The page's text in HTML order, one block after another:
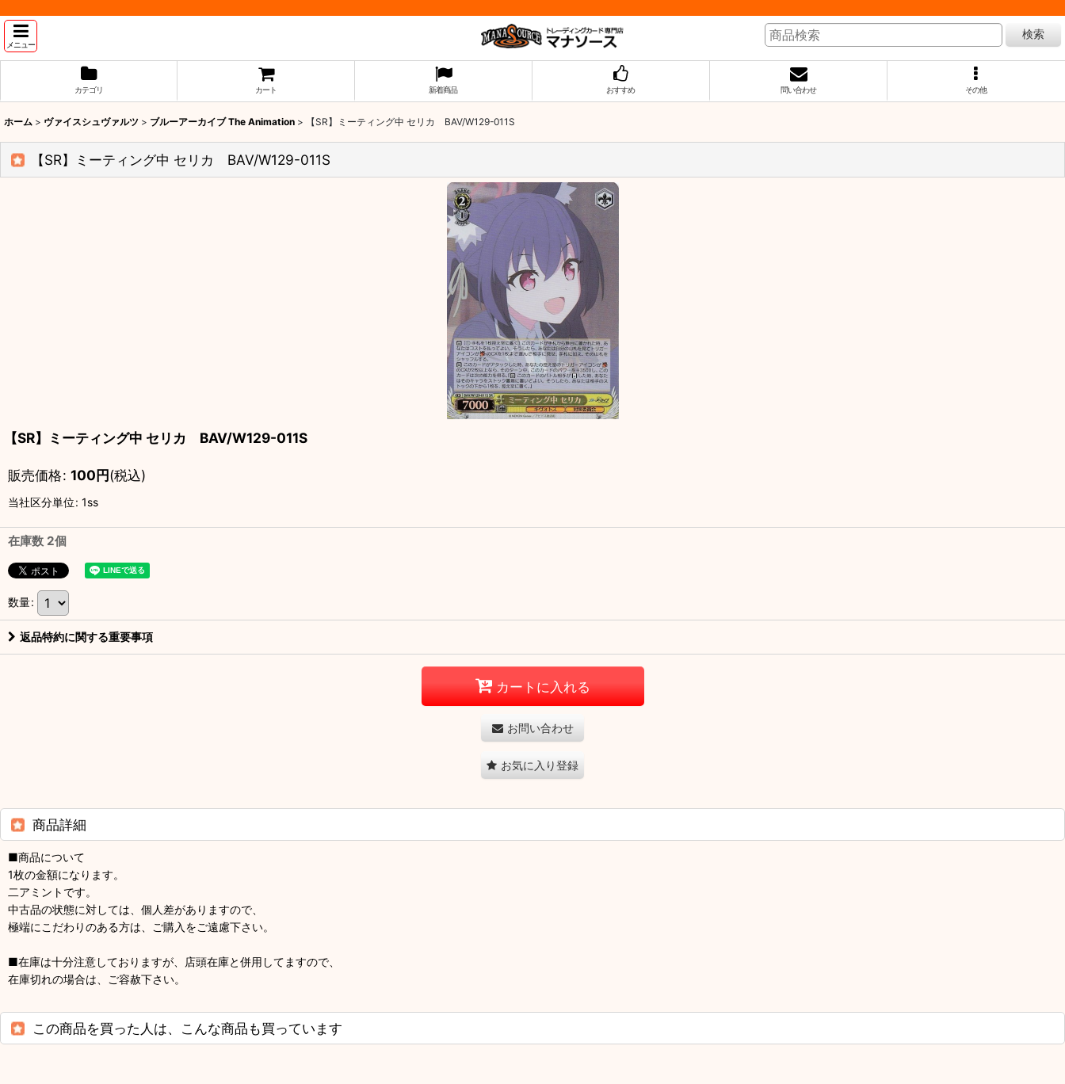
メニュー
検索
カテゴリ カート 新着商品 おすすめ 問い合わせ その他
ホーム > ヴァイスシュヴァルツ > ブルーアーカイブ The Animation > 【SR】ミーティング中 セリカ BAV/W129-011S
【SR】ミーティング中 セリカ BAV/W129-011S
【SR】ミーティング中 セリカ BAV/W129-011S
販売価格: 100円(税込)
当社区分単位: 1ss
在庫数 2個
数量:
返品特約に関する重要事項
カートに入れる
お問い合わせ
お気に入り登録
商品詳細
■商品について
1枚の金額になります。
二アミントです。
中古品の状態に対しては、個人差がありますので、
極端にこだわりのある方は、ご購入をご遠慮下さい。
■在庫は十分注意しておりますが、店頭在庫と併用してますので、
在庫切れの場合は、ご容赦下さい。
この商品を買った人は、こんな商品も買っています